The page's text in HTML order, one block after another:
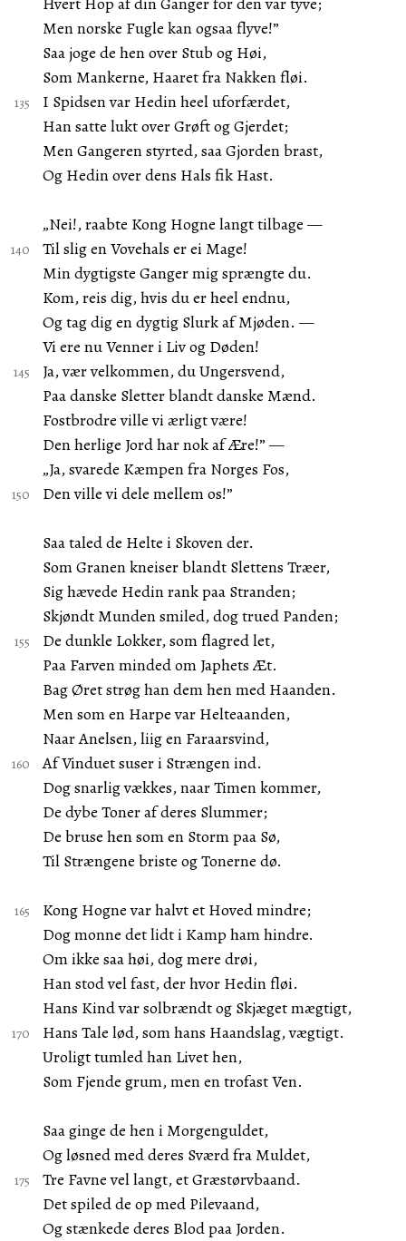
Men norske Fugle kan ogsaa flyve!”
Saa joge de hen over Stub og Høi,
Som Mankerne, Haaret fra Nakken fløi.
I Spidsen var Hedin heel uforfærdet,
Han satte lukt over Grøft og Gjerdet;
Men Gangeren styrted, saa Gjorden brast,
Og Hedin over dens Hals fik Hast.
„Nei!, raabte Kong Hogne langt tilbage —
Til slig en Vovehals er ei Mage!
Min dygtigste Ganger mig sprængte du.
Kom, reis dig, hvis du er heel endnu,
Og tag dig en dygtig Slurk af Mjøden. —
Vi ere nu Venner i Liv og Døden!
Ja, vær velkommen, du Ungersvend,
Paa danske Sletter blandt danske Mænd.
Fostbrodre ville vi ærligt være!
Den herlige Jord har nok af Ære!” —
„Ja, svarede Kæmpen fra Norges Fos,
Den ville vi dele mellem os!”
Saa taled de Helte i Skoven der.
Som Granen kneiser blandt Slettens Træer,
Sig hævede Hedin rank paa Stranden;
Skjøndt Munden smiled, dog trued Panden;
De dunkle Lokker, som flagred let,
Paa Farven minded om Japhets Æt.
Bag Øret strøg han dem hen med Haanden.
Men som en Harpe var Helteaanden,
Naar Anelsen, liig en Faraarsvind,
Af Vinduet suser i Strængen ind.
Dog snarlig vækkes, naar Timen kommer,
De dybe Toner af deres Slummer;
De bruse hen som en Storm paa Sø,
Til Strængene briste og Tonerne dø.
Kong Hogne var halvt et Hoved mindre;
Dog monne det lidt i Kamp ham hindre.
Om ikke saa høi, dog mere drøi,
Han stod vel fast, der hvor Hedin fløi.
Hans Kind var solbrændt og Skjæget mægtigt,
Hans Tale lød, som hans Haandslag, vægtigt.
Uroligt tumled han Livet hen,
Som Fjende grum, men en trofast Ven.
Saa ginge de hen i Morgenguldet,
Og løsned med deres Sværd fra Muldet,
Tre Favne vel langt, et Græstørvbaand.
Det spiled de op med Pilevaand,
Og stænkede deres Blod paa Jorden.